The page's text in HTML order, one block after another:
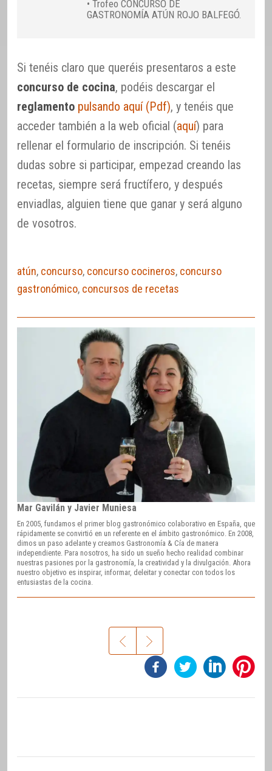
• Trofeo CONCURSO DE
GASTRONOMÍA ATÚN ROJO BALFEGÓ.
Si tenéis claro que queréis presentaros a este
concurso de cocina, podéis descargar el
reglamento pulsando aquí (Pdf), y tenéis que
acceder también a la web oficial (aquí) para
rellenar el formulario de inscripción. Si tenéis
dudas sobre si participar, empezad creando las
recetas, siempre será fructífero, y después
enviadlas, alguien tiene que ganar y será alguno
de vosotros.
atún, concurso, concurso cocineros, concurso
gastronómico, concursos de recetas
Mar Gavilán y Javier Muniesa
En 2005, fundamos el primer blog gastronómico colaborativo en España, que
rápidamente se convirtió en un referente en el ámbito gastronómico. En 2008,
dimos un paso adelante y creamos Gastronomía & Cía de manera
independiente. Para nosotros, ha sido un sueño hecho realidad combinar
nuestras pasiones por la gastronomía, la creatividad y la divulgación. Ahora
nuestro objetivo es inspirar, informar, deleitar y conectar con todos los
entusiastas de la cocina.